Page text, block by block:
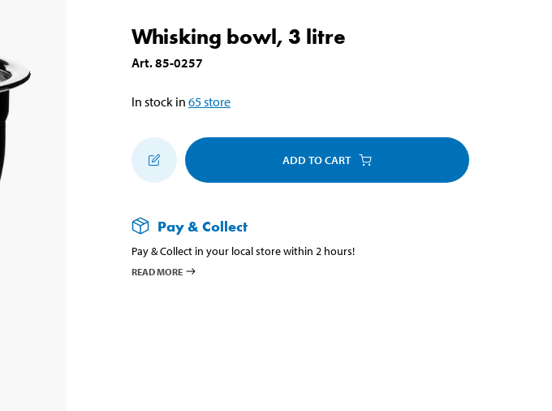
Whisking bowl, 3 litre
Art.85-0257
In stock in 65store
ADD TO CART
Pay & Collect
Pay & Collect in your local store within 2 hours!
READ MORE